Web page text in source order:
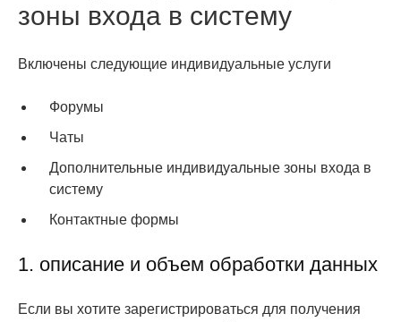
зоны входа в систему
Включены следующие индивидуальные услуги
Форумы
Чаты
Дополнительные индивидуальные зоны входа в
систему
Контактные формы
1. описание и объем обработки данных
Если вы хотите зарегистрироваться для получения